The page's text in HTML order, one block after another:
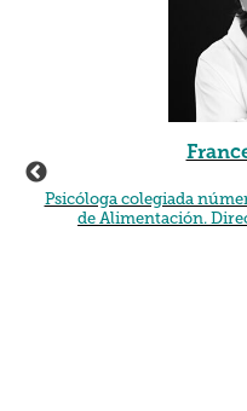
Psicóloga colegiada
de Alimentación.